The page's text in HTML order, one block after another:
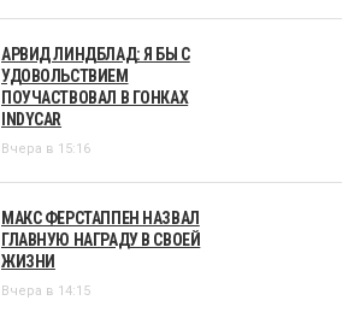
АРВИД ЛИНДБЛАД: Я БЫ С
УДОВОЛЬСТВИЕМ
ПОУЧАСТВОВАЛ В ГОНКАХ
INDYCAR
Вчера в 15:16
МАКС ФЕРСТАППЕН НАЗВАЛ
ГЛАВНУЮ НАГРАДУ В СВОЕЙ
ЖИЗНИ
Вчера в 14:15